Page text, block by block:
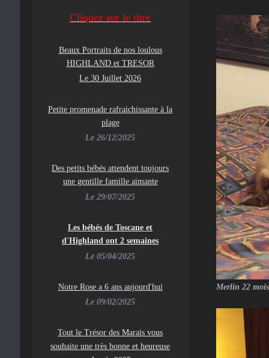
Merlin 22
Cliquez sur le titre
Beaux Portraits de nos loulous
HIGHLANDet TRESOR
Le 30 Juillet 2026
Petite promenade rafraichissante à la
plage
Le 26/12/2025
Des petits bébés attendent toujours
une gentille famille aimante
Le 29/07/2025
Les bébés de Toscane et
d'Highland ont 2 semaines
Le 05/04/2025
Notre Rose a 6 ans aujourd'hui
Le 09/02/2025
Tout le Trésor des Marais vous
souhaite une très bonne et heureuse